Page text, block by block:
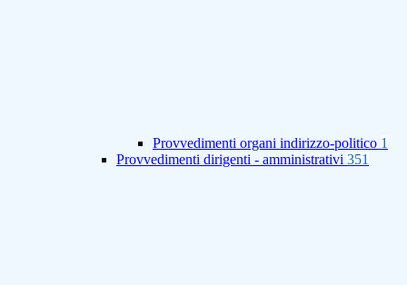
Provvedimenti organi indirizzo-politico 1
Provvedimenti dirigenti - amministrativi 351